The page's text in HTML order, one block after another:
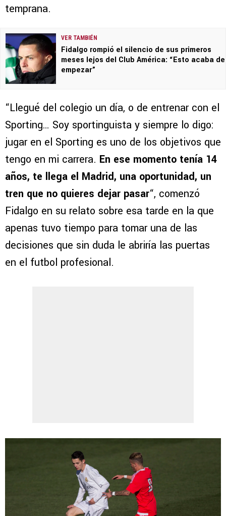
temprana.
VER TAMBIÉN
Fidalgo rompió el silencio de sus primeros
meses lejos del Club América: “Esto acaba de
empezar”
“Llegué del colegio un día, o de entrenar con el
Sporting… Soy sportinguista y siempre lo digo:
jugar en el Sporting es uno de los objetivos que
tengo en mi carrera. En ese momento tenía 14
años, te llega el Madrid, una oportunidad, un
tren que no quieres dejar pasar“, comenzó
Fidalgo en su relato sobre esa tarde en la que
apenas tuvo tiempo para tomar una de las
decisiones que sin duda le abriría las puertas
en el futbol profesional.